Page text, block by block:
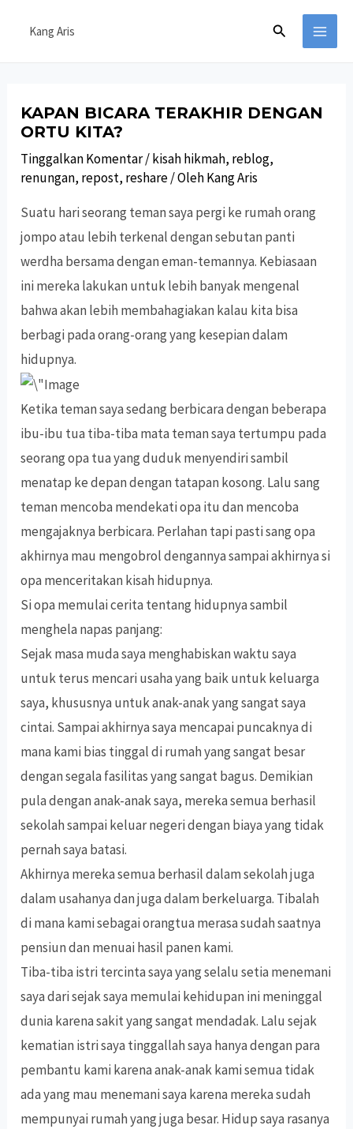
Kang Aris Cari
KAPAN BICARA TERAKHIR DENGAN
ORTU KITA?
Tinggalkan Komentar/kisah hikmah, reblog,
renungan, repost, reshare/ OlehKang Aris
Suatu hari seorang teman saya pergi ke rumah orang
jompo atau lebih terkenal dengan sebutan panti
werdha bersama dengan eman-temannya. Kebiasaan
ini mereka lakukan untuk lebih banyak mengenal
bahwa akan lebih membahagiakan kalau kita bisa
berbagi pada orang-orang yang kesepian dalam
hidupnya.
Ketika teman saya sedang berbicara dengan beberapa
ibu-ibu tua tiba-tiba mata teman saya tertumpu pada
seorang opa tua yang duduk menyendiri sambil
menatap ke depan dengan tatapan kosong. Lalu sang
teman mencoba mendekati opa itu dan mencoba
mengajaknya berbicara. Perlahan tapi pasti sang opa
akhirnya mau mengobrol dengannya sampai akhirnya si
opa menceritakan kisah hidupnya.
Si opa memulai cerita tentang hidupnya sambil
menghela napas panjang:
Sejak masa muda saya menghabiskan waktu saya
untuk terus mencari usaha yang baik untuk keluarga
saya, khususnya untuk anak-anak yang sangat saya
cintai. Sampai akhirnya saya mencapai puncaknya di
mana kami bias tinggal di rumah yang sangat besar
dengan segala fasilitas yang sangat bagus. Demikian
pula dengan anak-anak saya, mereka semua berhasil
sekolah sampai keluar negeri dengan biaya yang tidak
pernah saya batasi.
Akhirnya mereka semua berhasil dalam sekolah juga
dalam usahanya dan juga dalam berkeluarga. Tibalah
di mana kami sebagai orangtua merasa sudah saatnya
pensiun dan menuai hasil panen kami.
Tiba-tiba istri tercinta saya yang selalu setia menemani
saya dari sejak saya memulai kehidupan ini meninggal
dunia karena sakit yang sangat mendadak. Lalu sejak
kematian istri saya tinggallah saya hanya dengan para
pembantu kami karena anak-anak kami semua tidak
ada yang mau menemani saya karena mereka sudah
mempunyai rumah yang juga besar. Hidup saya rasanya